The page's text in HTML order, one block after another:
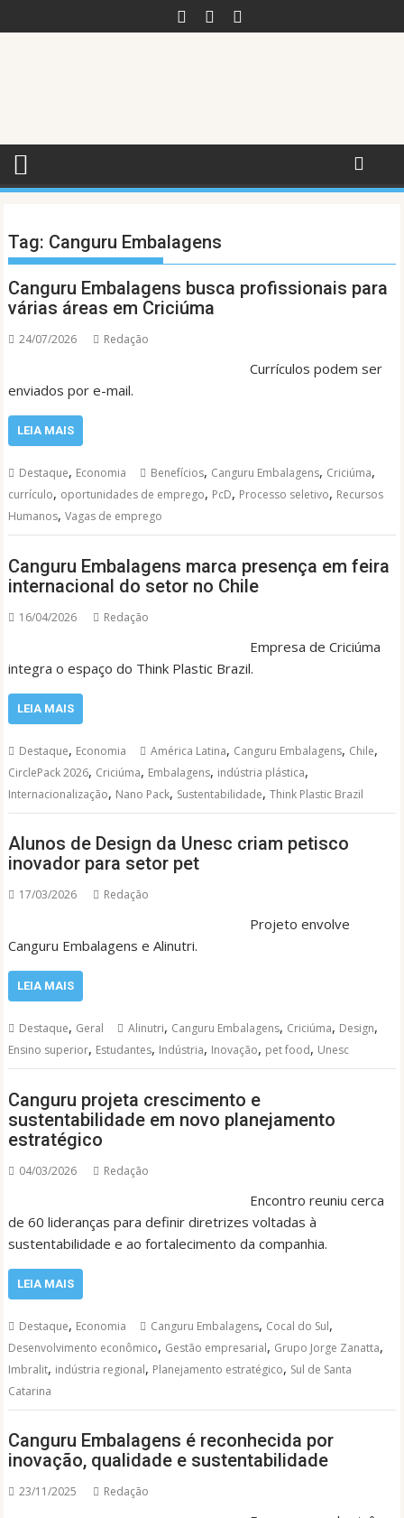
to
Tag: Canguru Embalagens
Canguru Embalagens busca profissionais para
várias áreas em Criciúma
24/07/2026 Redação
Currículos podem ser
enviados por e-mail.
LEIA MAIS
Destaque, Economia Benefícios, Canguru Embalagens, Criciúma,
currículo, oportunidades de emprego, PcD, Processo seletivo, Recursos
Humanos,Vagas de emprego
Canguru Embalagens marca presença em feira
internacional do setor no Chile
16/04/2026 Redação
Empresa de Criciúma
integra o espaço do Think Plastic Brazil.
LEIA MAIS
Destaque, Economia América Latina, Canguru Embalagens, Chile,
CirclePack 2026, Criciúma, Embalagens, indústria plástica,
Internacionalização, Nano Pack, Sustentabilidade,Think Plastic Brazil
Alunos de Design da Unesc criam petisco
inovador para setor pet
17/03/2026 Redação
Projeto envolve
Canguru Embalagens e Alinutri.
LEIA MAIS
Destaque, Geral Alinutri, Canguru Embalagens, Criciúma, Design,
Ensino superior, Estudantes, Indústria, Inovação, pet food, Unesc
Canguru projeta crescimento e
sustentabilidade em novo planejamento
estratégico
04/03/2026 Redação
Encontro reuniu cerca
de 60 lideranças para definir diretrizes voltadas à
sustentabilidade e ao fortalecimento da companhia.
LEIA MAIS
Destaque, Economia Canguru Embalagens, Cocal do Sul,
Desenvolvimento econômico, Gestão empresarial, Grupo Jorge Zanatta,
Imbralit, indústria regional, Planejamento estratégico, Sul de Santa
Catarina
Canguru Embalagens é reconhecida por
inovação, qualidade e sustentabilidade
23/11/2025 Redação